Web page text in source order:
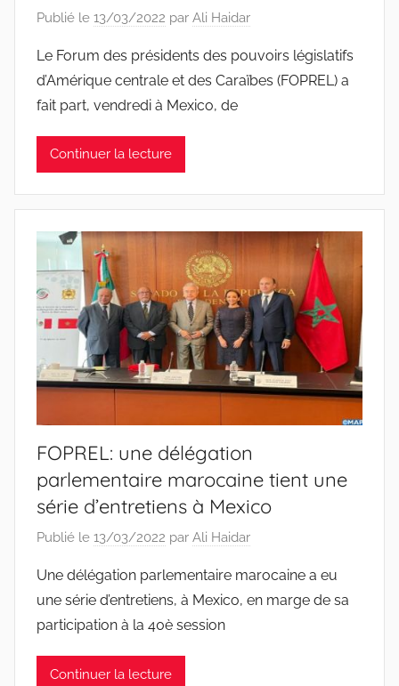
Publié le 13/03/2022 par Ali Haidar
Le Forum des présidents des pouvoirs législatifs
d’Amérique centrale et des Caraïbes (FOPREL) a
fait part, vendredi à Mexico, de
Continuer la lecture
FOPREL: une délégation
parlementaire marocaine tient une
série d’entretiens à Mexico
Publié le 13/03/2022 par Ali Haidar
Une délégation parlementaire marocaine a eu
une série d’entretiens, à Mexico, en marge de sa
participation à la 40è session
Continuer la lecture